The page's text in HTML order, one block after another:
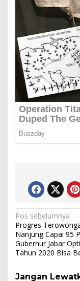
Navigasi
pos
Pos sebelumnya
Progres
Nanjung Capai 95
Gubernur Jabar
Tahun 2020 Bisa
Jangan